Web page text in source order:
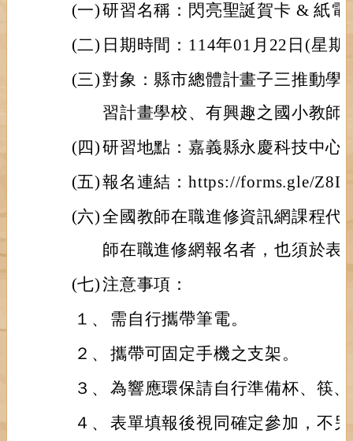
(一)研習名稱：閃亮聖誕賀卡 & 紙
(二) 日期時間：114年01月22日(星
(三)對象：縣市總體計畫子三推動學
習計畫學校、有興趣之國小教師
(四)研習地點：嘉義縣永慶科技中心
(五)報名連結：https://forms.gle/
(六)全國教師在職進修資訊網課程代
師在職進修網報名者，也須於表
(七)注意事項：
１、
需自行攜帶筆電。
２、 攜帶可固定手機之支架。
３、 為響應環保請自行準備杯、筷
４、 表單填報後視同確定參加，不